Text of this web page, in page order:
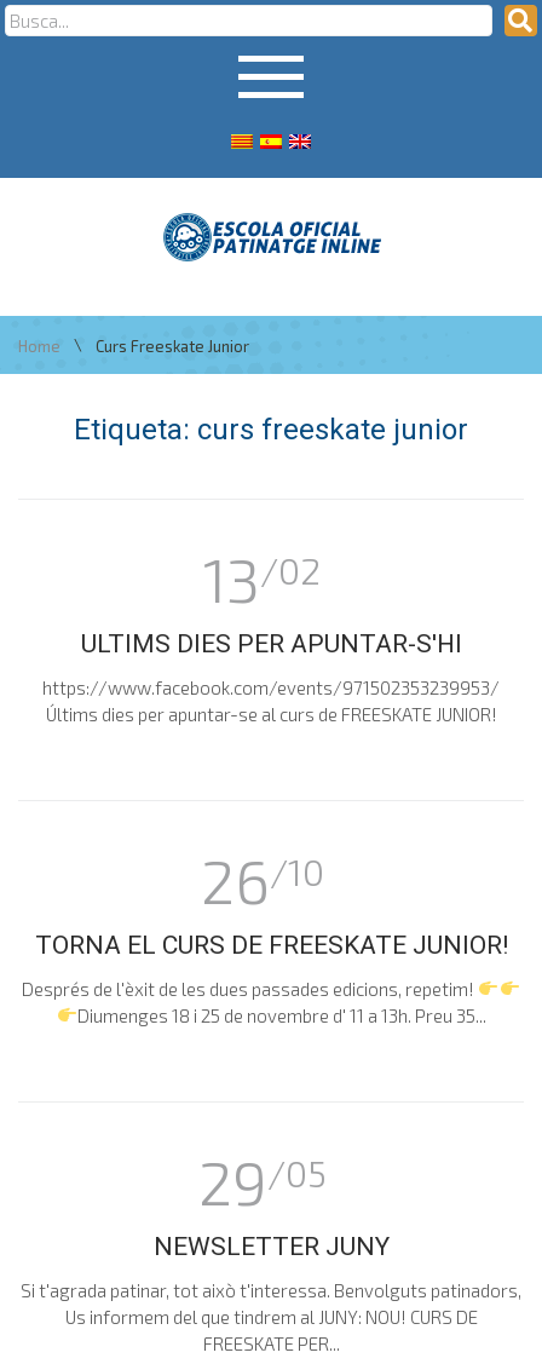
Home \ Curs Freeskate Junior
Etiqueta: curs freeskate junior
13/02
ULTIMS DIES PER APUNTAR-S'HI
https://www.facebook.com/events/971502353239953/
Últims dies per apuntar-se al curs de FREESKATE JUNIOR!
26/10
TORNA EL CURS DE FREESKATE JUNIOR!
Després de l'èxit de les dues passades edicions, repetim!
Diumenges 18 i 25 de novembre d' 11 a 13h. Preu 35...
29/05
NEWSLETTER JUNY
Si t'agrada patinar, tot això t'interessa. Benvolguts patinadors,
Us informem del que tindrem al JUNY: NOU! CURS DE
FREESKATE PER...